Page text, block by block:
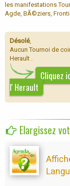
les manifestations
Agde, BÃ©ziers,
Désolé,
Aucun Tournoi de
Herault .
Cliquez
l' Herault
Elargissez